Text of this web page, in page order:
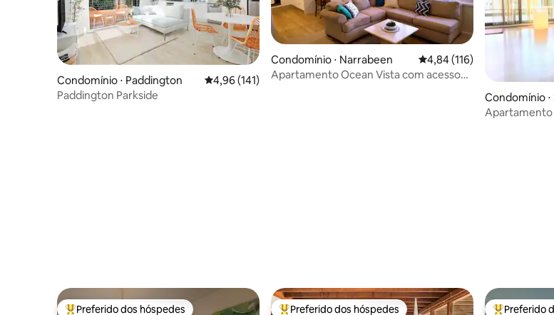
Condomínio ⋅ Paddington 4,96 de uma avaliação média de 5, 141 avaliações
4,96 (141)
Paddington Parkside
Condomínio ⋅ Narrabeen 4,84 de uma avaliação
4,84 (116)
Apartamento Ocean Vista com acesso
Condomínio ⋅
Apartamento
Preferido dos hóspedes Preferido dos hóspedes Preferido